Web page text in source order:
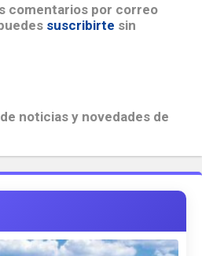
comentarios por correo
suscribirte sin
noticias y novedades de